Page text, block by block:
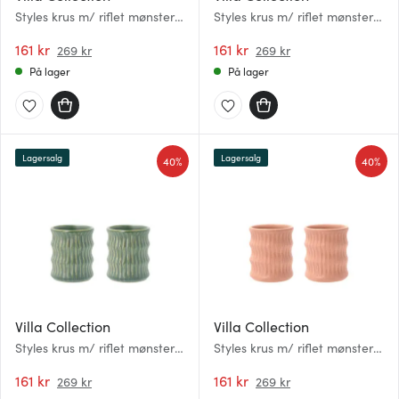
Styles krus m/ riflet mønster
161 kr 269 kr
På lager
Styles krus m/ riflet mønster
161 kr 269 kr
På lager
Villa Collection
Styles krus m/ riflet mønster
161 kr 269 kr
40%
Lagersalg
Villa Collection
Styles krus m/ riflet mønster
161 kr 269 kr
40%
Lagersalg